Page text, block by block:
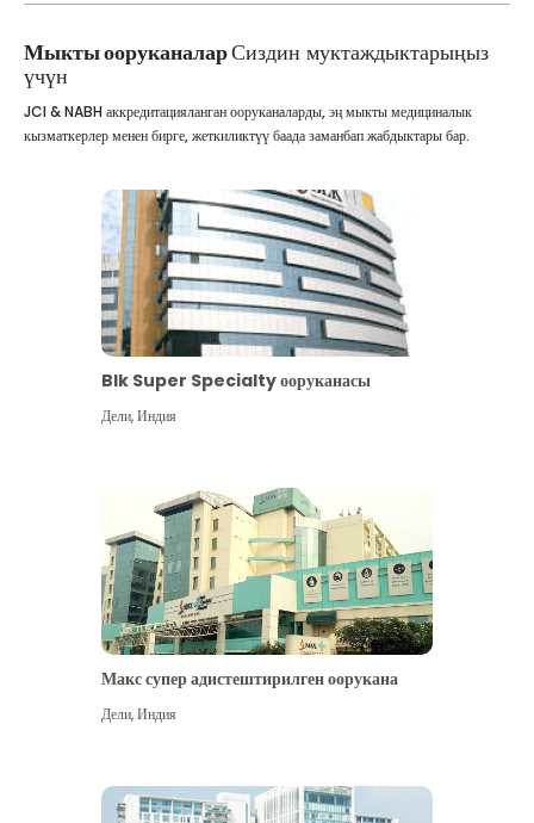
Мыкты ооруканаларСиздин муктаждыктарыңыз
үчүн
JCI & NABH аккредитацияланган ооруканаларды, эң мыкты медициналык
кызматкерлер менен бирге, жеткиликтүү баада заманбап жабдыктары бар.
Blk Super Specialty ооруканасы
Дели,Индия
Макс супер адистештирилген оорукана
Дели,Индия